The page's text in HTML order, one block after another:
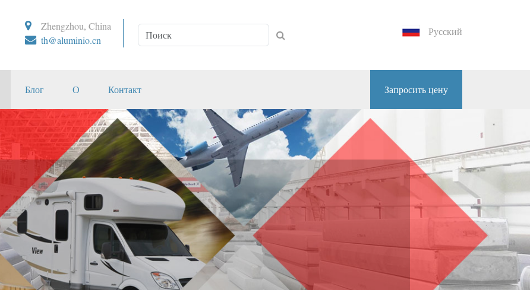
Zhengzhou, China
th@aluminio.cn
Русский
Блог О Контакт Запросить цену